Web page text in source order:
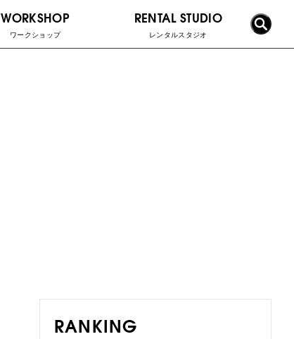
WORKSHOP
ワークショップ
RENTAL STUDIO
レンタルスタジオ
RANKING